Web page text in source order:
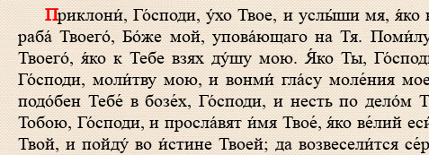
Приклони́, Го́споди, у́хо Твое, и услы́ши мя, я́ко нищ и убо́г есмь аз. Сохрани́ ду́шу мою, я́ко преподо́бен есмь: спаси́
раба́ Твоего́, Бо́же мой, упова́ющаго на Тя.
Твоего́, я́ко к Тебе взях ду́шу мою. Я́ко Ты,
Го́споди, моли́тву мою, и вонми́ гла́су моле́ния
подо́бен Тебе́ в бозе́х, Го́споди, и несть по
Тобою, Го́споди, и просла́вят и́мя Твое́, я́ко ве́лий
Твой, и пойду́ во и́стине Твоей; да возвесели́тся